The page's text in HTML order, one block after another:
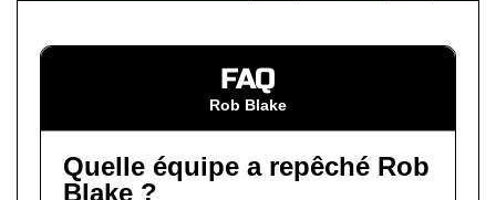
FAQ
Rob Blake
Quelle équipe a repêché Rob
Blake ?